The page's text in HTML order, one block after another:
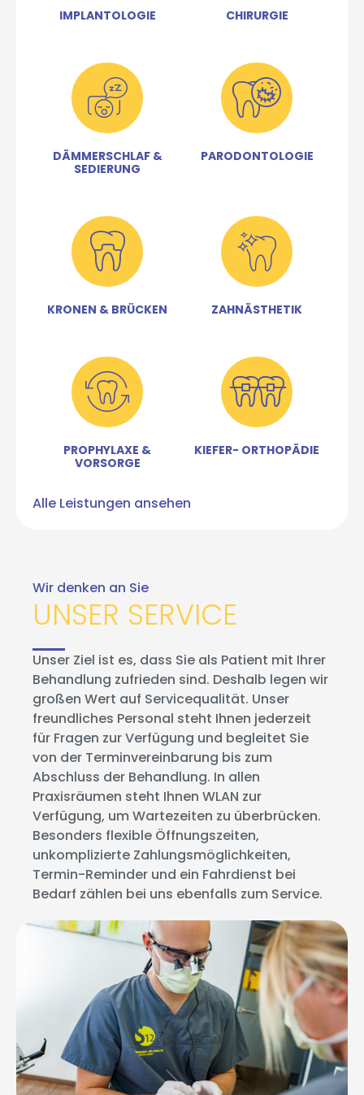
IMPLANTOLOGIE CHIRURGIE
Dämmerschlaf & Sedierung
DÄMMERSCHLAF &
SEDIERUNG
PARODONTOLOGIE
Kronen & Brücken
KRONEN & BRÜCKEN ZAHNÄSTHETIK
Prophylaxe & Vorsorge
PROPHYLAXE &
VORSORGE
KIEFER- ORTHOPÄDIE
Alle Leistungen ansehen
Wir denken an Sie
UNSER SERVICE
Unser Ziel ist es, dass Sie als Patient mit Ihrer
Behandlung zufrieden sind. Deshalb legen wir
großen Wert auf Servicequalität. Unser
freundliches Personal steht Ihnen jederzeit
für Fragen zur Verfügung und begleitet Sie
von der Terminvereinbarung bis zum
Abschluss der Behandlung. In allen
Praxisräumen steht Ihnen WLAN zur
Verfügung, um Wartezeiten zu überbrücken.
Besonders flexible Öffnungszeiten,
unkomplizierte Zahlungsmöglichkeiten,
Termin-Reminder und ein Fahrdienst bei
Bedarf zählen bei uns ebenfalls zum Service.